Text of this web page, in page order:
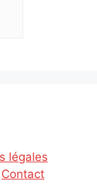
légales
Contact